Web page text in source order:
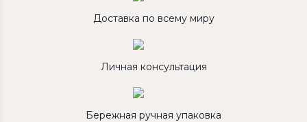
Доставка по всему миру
Личная консультация
Бережная ручная упаковка